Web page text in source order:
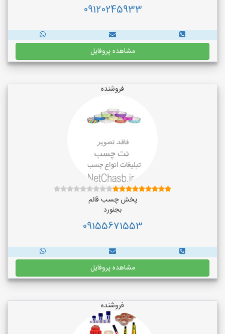
09120245933
مشاهده پروفایل
فروشنده
پخش چسب قائم
بجنورد
09155671553
مشاهده پروفایل
فروشنده